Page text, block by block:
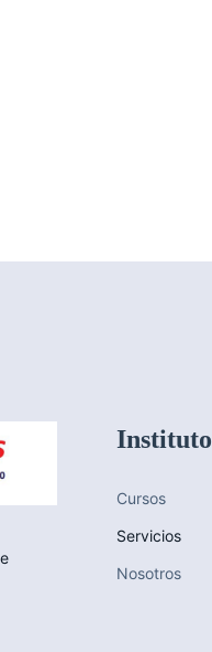
Instituto
Cursos
Servicios
Nosotros